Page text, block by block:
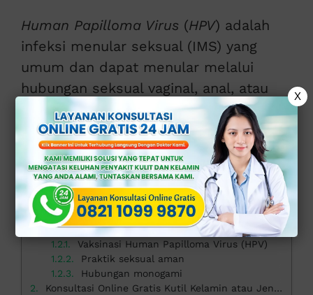
Human Papilloma Virus (HPV) adalah
infeksi menular seksual (IMS) yang
umum dan dapat menular melalui
hubungan seksual vaginal, anal, atau
>>KONSULTASI ONLINE GRATIS DI SINI<<
Daftar isi
Gejala Kutil Kelamin
Diagnosis dan Pengobatan
Pencegahan Kutil Kelamin
Vaksinasi Human Papilloma Virus (HPV)
Praktik seksual aman
Hubungan monogami
Konsultasi Online Gratis Kutil Kelamin atau Jengger Ayam di Klinik Apollo
X